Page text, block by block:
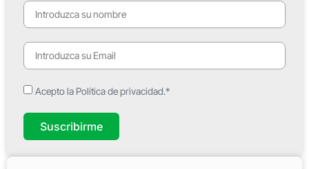
Acepto la Política de privacidad.*
Suscribirme